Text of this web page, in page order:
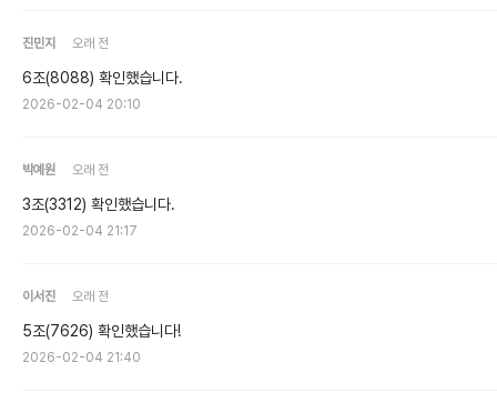
진민지 오래 전
6조(8088) 확인했습니다.
2026-02-04 20:10
박예원 오래 전
3조(3312) 확인했습니다.
2026-02-04 21:17
이서진 오래 전
5조(7626) 확인했습니다!
2026-02-04 21:40